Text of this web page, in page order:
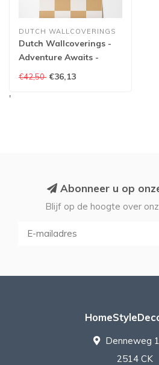
DUTCH WALLCOVERINGS
Dutch Wallcoverings -
Adventure Awaits -
Check This Out! Orange
€42,50 €36,13
'
Abonneer u op
Blijf op de hoogte over
Denneweg
2514 CK